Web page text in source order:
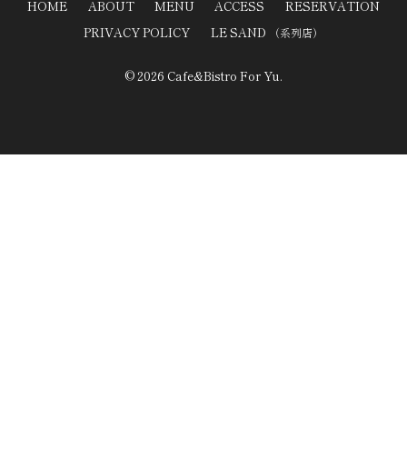
HOME ABOUT MENU ACCESS
RESERVATION
PRIVACY POLICY
LE SAND （系列店）
© 2026 Cafe&Bistro For Yu.